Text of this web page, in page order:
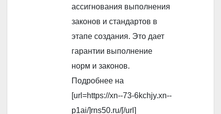
ассигнования выполнения
законов и стандартов в
этапе создания. Это дает
гарантии выполнение
норм и законов.
Подробнее на
[url=https://xn--73-6kchjy.xn--
p1ai/]rns50.ru/[/url]